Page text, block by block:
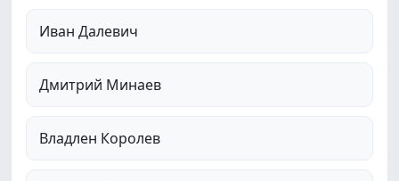
Иван Далевич
Дмитрий Минаев
Владлен Королев